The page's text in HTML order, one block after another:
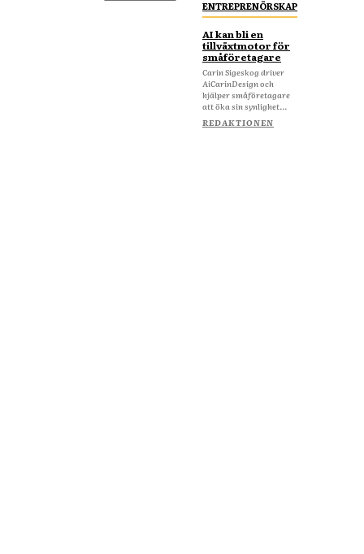
ENTREPRENÖRSKAP
AI kan bli en
tillväxtmotor för
småföretagare
Carin Sigeskog driver
AiCarinDesign och
hjälper småföretagare
att öka sin synlighet...
REDAKTIONEN